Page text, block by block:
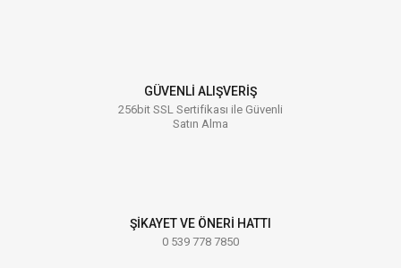
GÜVENLİ ALIŞVERİŞ
256bit SSL Sertifikası ile Güvenli
Satın Alma
ŞİKAYET VE ÖNERİ HATTI
0 539 778 7850